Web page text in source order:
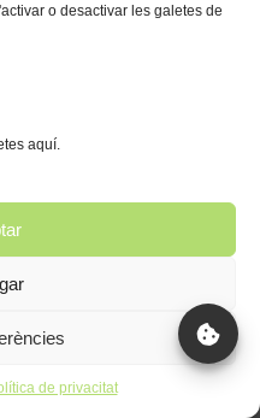
o desactivar les galetes de
aquí.
de privacitat